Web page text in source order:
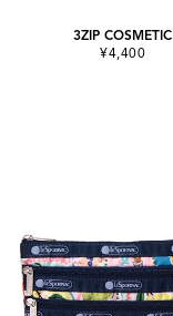
3ZIP COSMETIC
¥4,400